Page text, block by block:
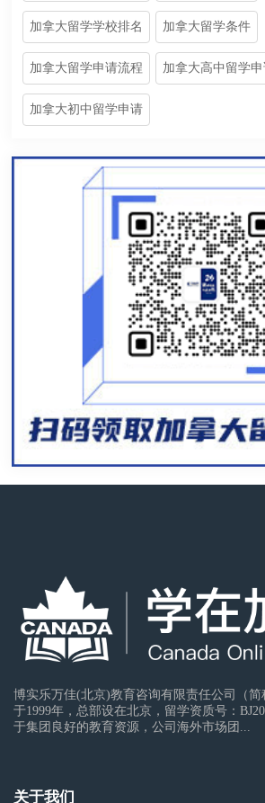
加拿大留学学校排名 加拿大留学条件
加拿大留学申请流程 加拿大高中留学
加拿大初中留学申请
博实乐万佳(北京)教育咨询有限责任公司（简
于1999年，总部设在北京，留学资质号：
于集团良好的教育资源，公司海外市场团...
关于我们